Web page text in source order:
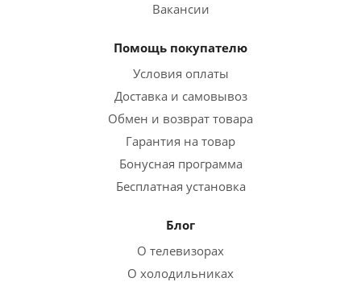
Вакансии
Помощь покупателю
Условия оплаты
Доставка и самовывоз
Обмен и возврат товара
Гарантия на товар
Бонусная программа
Бесплатная установка
Блог
О телевизорах
О холодильниках